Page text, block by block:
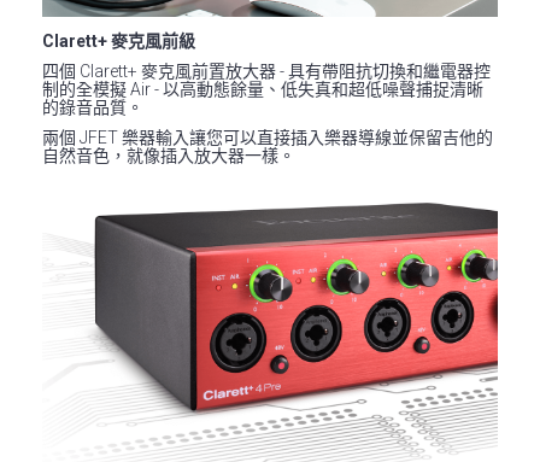
Clarett+ 麥克風前級
四個 Clarett+ 麥克風前置放大器 - 具有帶阻抗切換和繼電器控
制的全模擬 Air - 以高動態餘量、低失真和超低噪聲捕捉清晰
的錄音品質。
兩個 JFET 樂器輸入讓您可以直接插入樂器導線並保留吉他的
自然音色，就像插入放大器一樣。